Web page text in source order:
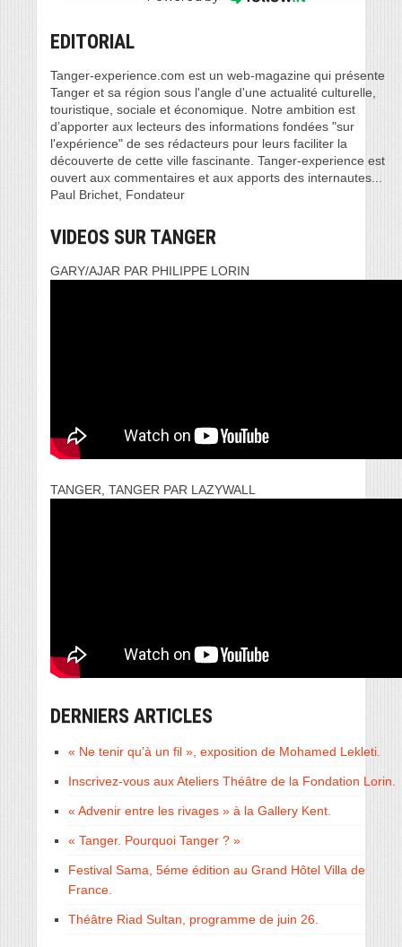
EDITORIAL
Tanger-experience.com est un web-magazine qui présente
Tanger et sa région sous l'angle d'une actualité culturelle,
touristique, sociale et économique. Notre ambition est
d’apporter aux lecteurs des informations fondées "sur
l'expérience" de ses rédacteurs pour leurs faciliter la
découverte de cette ville fascinante. Tanger-experience est
ouvert aux commentaires et aux apports des internautes...
Paul Brichet, Fondateur
VIDEOS SUR TANGER
GARY/AJAR PAR PHILIPPE LORIN
TANGER, TANGER PAR LAZYWALL
DERNIERS ARTICLES
« Ne tenir qu’à un fil », exposition de Mohamed Lekleti.
Inscrivez-vous aux Ateliers Théâtre de la Fondation Lorin.
« Advenir entre les rivages » à la Gallery Kent.
« Tanger. Pourquoi Tanger ? »
Festival Sama, 5éme édition au Grand Hôtel Villa de
France.
Théâtre Riad Sultan, programme de juin 26.